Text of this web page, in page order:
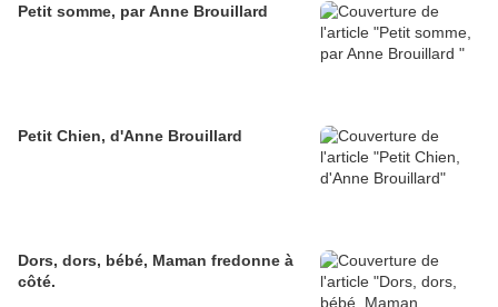
Petit somme, par Anne Brouillard
Petit Chien, d'Anne Brouillard
Dors, dors, bébé, Maman fredonne à
côté.